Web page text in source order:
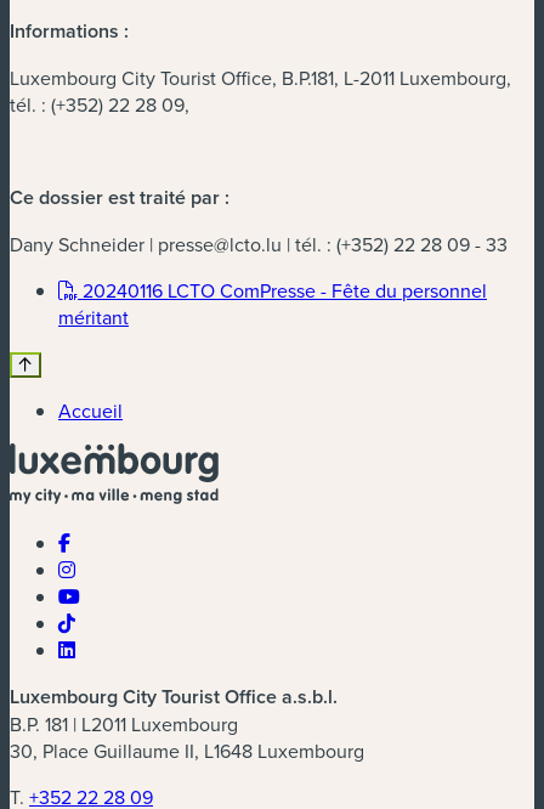
Informations :
Luxembourg City Tourist Office, B.P.181, L-2011 Luxembourg,
tél. : (+352) 22 28 09,
Ce dossier est traité par :
Dany Schneider | presse@lcto.lu | tél. : (+352) 22 28 09 - 33
20240116 LCTO ComPresse - Fête du personnel
méritant(nouvelle fenêtre)
Accueil
Luxembourg City Tourist Office a.s.b.l.
B.P. 181 | L2011 Luxembourg
30, Place Guillaume II, L1648 Luxembourg
T. +352 22 28 09